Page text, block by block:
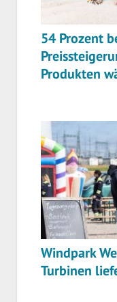
54 Prozent
Produkten
Windpark
Turbinen